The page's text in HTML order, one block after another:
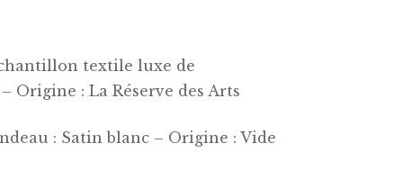
textile luxe de
Origine : La Réserve des Arts
: Satin blanc – Origine : Vide